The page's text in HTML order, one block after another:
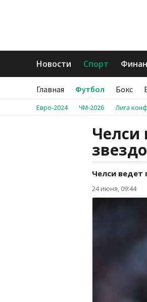
Новости Спорт
Главная Футбол Бокс
Евро-2024 ЧМ-2026 Лига
Челси
Челси ведет
24 июня, 09:44